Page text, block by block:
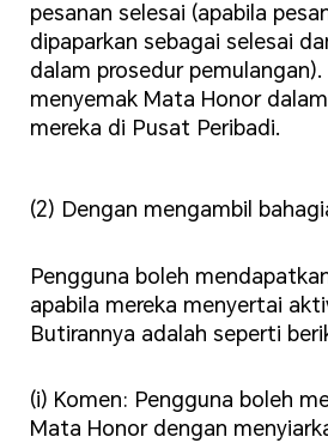
pesanan selesai (apabila
dipaparkan sebagai selesai
dalam prosedur
menyemak Mata Honor
mereka di Pusat Peribadi.
(2) Dengan mengambil
Pengguna boleh
apabila mereka menyertai
Butirannya adalah seperti
(i) Komen: Pengguna boleh
Mata Honor dengan